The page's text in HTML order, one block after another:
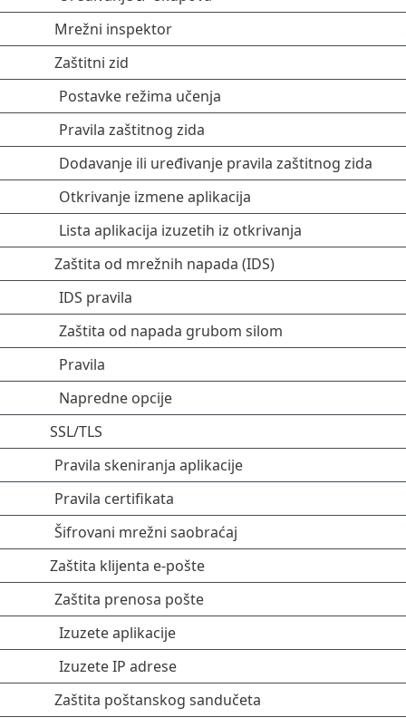
Mrežni inspektor
Zaštitni zid
Postavke režima učenja
Pravila zaštitnog zida
Dodavanje ili uređivanje pravila zaštitnog zida
Otkrivanje izmene aplikacija
Lista aplikacija izuzetih iz otkrivanja
Zaštita od mrežnih napada (IDS)
IDS pravila
Zaštita od napada grubom silom
Pravila
Napredne opcije
SSL/TLS
Pravila skeniranja aplikacije
Pravila certifikata
Šifrovani mrežni saobraćaj
Zaštita klijenta e-pošte
Zaštita prenosa pošte
Izuzete aplikacije
Izuzete IP adrese
Zaštita poštanskog sandučeta